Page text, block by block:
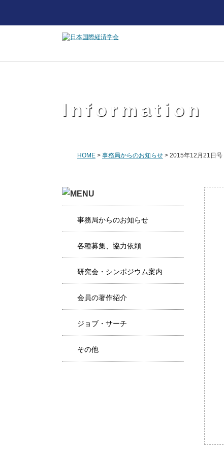
Information
HOME> 事務局からのお知らせ> 2015年12月21日号
事務局からのお知らせ
各種募集、協力依頼
研究会・シンポジウム案内
会員の著作紹介
ジョブ・サーチ
その他